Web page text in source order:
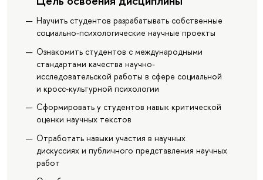
Научить студентов разрабатывать собственные
социально-психологические научные проекты
Ознакомить студентов с международными
стандартами качества научно-
исследовательской работы в сфере социальной
и кросс-культурной психологии
Сформировать у студентов навык критической
оценки научных текстов
Отработать навыки участия в научных
дискуссиях и публичного представления научных
работ